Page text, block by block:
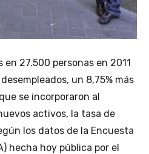
en 27.500 personas en 2011
un 8,75% más
se incorporaron al
activos, la tasa de
los datos de la Encuesta
hecha hoy pública por el